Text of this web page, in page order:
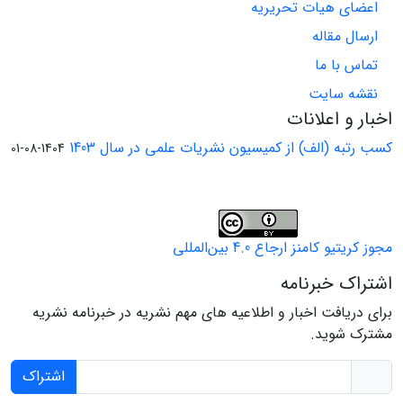
اعضای هیات تحریریه
ارسال مقاله
تماس با ما
نقشه سایت
اخبار و اعلانات
کسب رتبه (الف) از کمیسیون نشریات علمی در سال 1403 1404-08-01
مجوز کریتیو کامنز ارجاع 4.0 بین‌المللی
اشتراک خبرنامه
برای دریافت اخبار و اطلاعیه های مهم نشریه در خبرنامه نشریه
مشترک شوید.
اشتراک